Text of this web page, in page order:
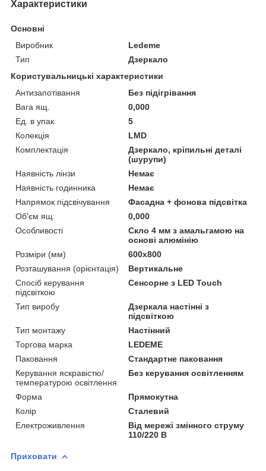
Характеристики
Основні
Виробник
Ledeme
Тип
Дзеркало
Користувальницькі характеристики
Антизапотівання
Без підігрівання
Вага ящ.
0,000
Ед. в упак.
5
Колекція
LMD
Комплектація
Дзеркало, кріпильні деталі
(шурупи)
Наявність лінзи
Немає
Наявність годинника
Немає
Напрямок підсвічування
Фасадна + фонова підсвітка
Об'єм ящ.
0,000
Особливості
Скло 4 мм з амальгамою на
основі алюмінію
Розміри (мм)
600x800
Розташування (орієнтація)
Вертикальне
Спосіб керування
підсвіткою
Сенсорне з LED Touch
Тип виробу
Дзеркала настінні з
підсвіткою
Тип монтажу
Настінний
Торгова марка
LEDEME
Паковання
Стандартне паковання
Керування яскравістю/
температурою освітлення
Без керування освітленням
Форма
Прямокутна
Колір
Сталевий
Електроживлення
Від мережі змінного струму
110/220 В
Приховати